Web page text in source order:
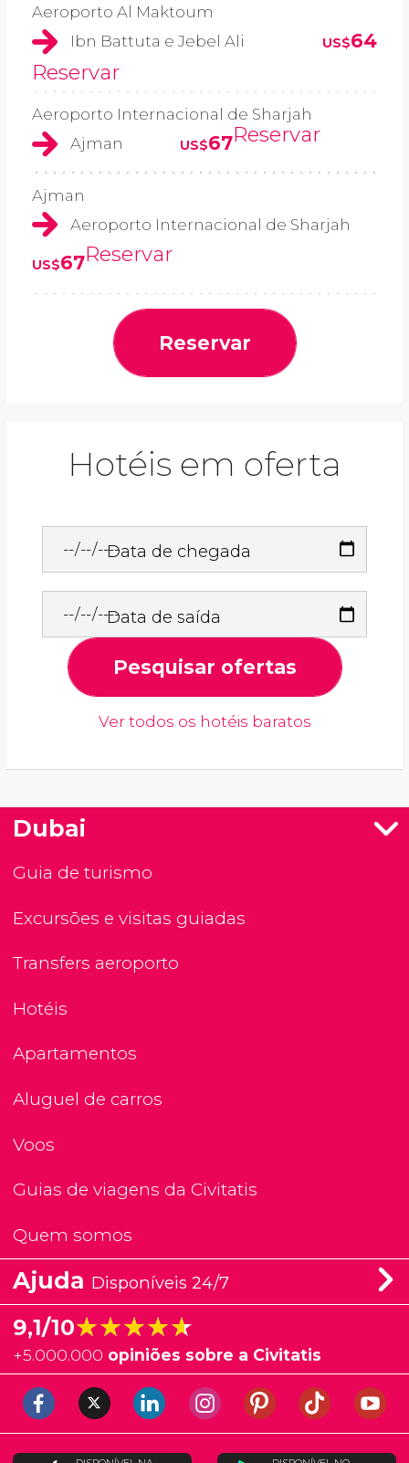
Aeroporto Al Maktoum
Ibn Battuta e Jebel Ali
US$64
Reservar
Aeroporto Internacional de Sharjah
Ajman
US$67Reservar
Ajman
Aeroporto Internacional de Sharjah
US$67Reservar
Reservar
Hotéis em oferta
Data de chegada
Data de saída
Pesquisar ofertas
Ver todos os hotéis baratos
Dubai
Guia de turismo
Excursões e visitas guiadas
Transfers aeroporto
Hotéis
Apartamentos
Aluguel de carros
Voos
Guias de viagens da Civitatis
Quem somos
Ajuda Disponíveis 24/7
9,1/10★★★★★
★★★★★
+5.000.000 opiniões sobre a Civitatis